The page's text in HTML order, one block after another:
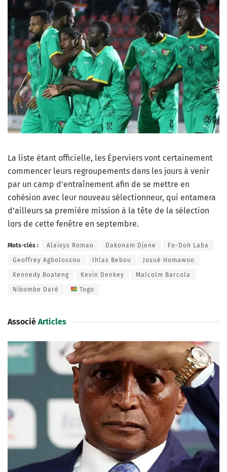
La liste étant officielle, les Éperviers vont certainement
commencer leurs regroupements dans les jours à venir
par un camp d’entraînement afin de se mettre en
cohésion avec leur nouveau sélectionneur, qui entamera
d’ailleurs sa première mission à la tête de la sélection
lors de cette fenêtre en septembre.
Mots-clés : Alaixys Romao Dakonam Djene Fo-Doh Laba
Geoffrey Agbolossou Ihlas Bebou Josué Homawoo
Kennedy Boateng Kevin Denkey Malcolm Barcola
Nibombe Daré Togo
Associé Articles